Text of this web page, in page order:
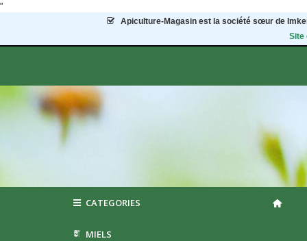
"
Apiculture-Magasin est la société sœur de
Site
CATEGORIES
MIELS